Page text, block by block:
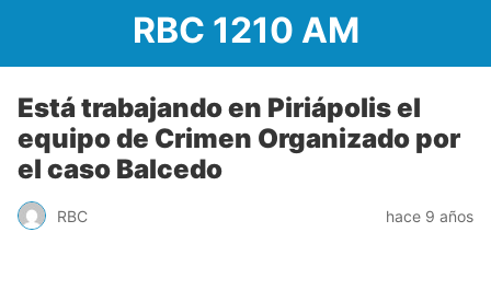
RBC 1210 AM
Está trabajando en Piriápolis el
equipo de Crimen Organizado por
el caso Balcedo
RBC hace 9 años